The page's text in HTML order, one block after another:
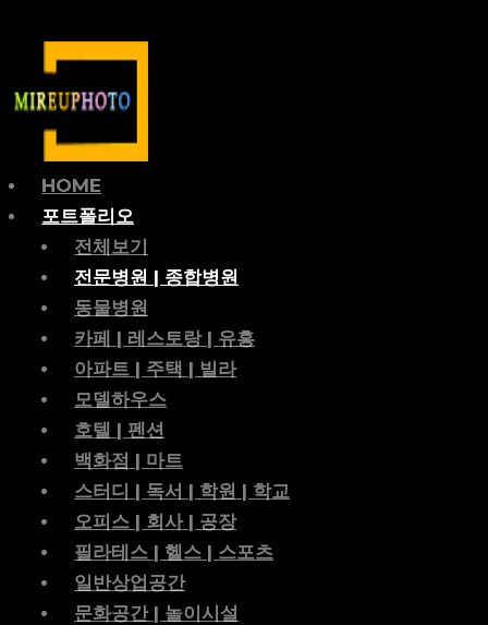
HOME
포트폴리오
전체보기
전문병원 | 종합병원
동물병원
카페 | 레스토랑 | 유흥
아파트 | 주택 | 빌라
모델하우스
호텔 | 펜션
백화점 | 마트
스터디 | 독서 | 학원 | 학교
오피스 | 회사 | 공장
필라테스 | 헬스 | 스포츠
일반상업공간
문화공간 | 놀이시설